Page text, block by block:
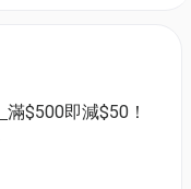
滿$500即減$50！